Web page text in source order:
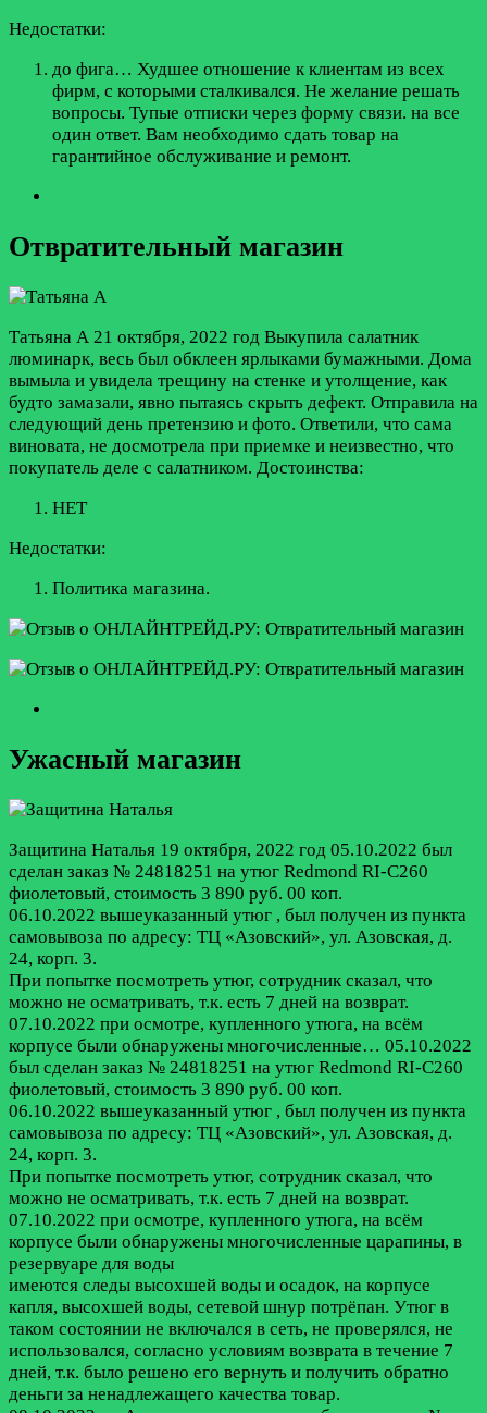
Недостатки:
до фига… Худшее отношение к клиентам из всех
фирм, с которыми сталкивался. Не желание решать
вопросы. Тупые отписки через форму связи. на все
один ответ. Вам необходимо сдать товар на
гарантийное обслуживание и ремонт.
Отвратительный магазин
Татьяна А 21 октября, 2022 год Выкупила салатник
люминарк, весь был обклеен ярлыками бумажными. Дома
вымыла и увидела трещину на стенке и утолщение, как
будто замазали, явно пытаясь скрыть дефект. Отправила на
следующий день претензию и фото. Ответили, что сама
виновата, не досмотрела при приемке и неизвестно, что
покупатель деле с салатником. Достоинства:
НЕТ
Недостатки:
Политика магазина.
Ужасный магазин
Защитина Наталья 19 октября, 2022 год 05.10.2022 был
сделан заказ № 24818251 на утюг Redmond RI-C260
фиолетовый, стоимость 3 890 руб. 00 коп.
06.10.2022 вышеуказанный утюг , был получен из пункта
самовывоза по адресу: ТЦ «Азовский», ул. Азовская, д.
24, корп. 3.
При попытке посмотреть утюг, сотрудник сказал, что
можно не осматривать, т.к. есть 7 дней на возврат.
07.10.2022 при осмотре, купленного утюга, на всём
корпусе были обнаружены многочисленные… 05.10.2022
был сделан заказ № 24818251 на утюг Redmond RI-C260
фиолетовый, стоимость 3 890 руб. 00 коп.
06.10.2022 вышеуказанный утюг , был получен из пункта
самовывоза по адресу: ТЦ «Азовский», ул. Азовская, д.
24, корп. 3.
При попытке посмотреть утюг, сотрудник сказал, что
можно не осматривать, т.к. есть 7 дней на возврат.
07.10.2022 при осмотре, купленного утюга, на всём
корпусе были обнаружены многочисленные царапины, в
резервуаре для воды
имеются следы высохшей воды и осадок, на корпусе
капля, высохшей воды, сетевой шнур потрёпан. Утюг в
таком состоянии не включался в сеть, не проверялся, не
использовался, согласно условиям возврата в течение 7
дней, т.к. было решено его вернуть и получить обратно
деньги за ненадлежащего качества товар.